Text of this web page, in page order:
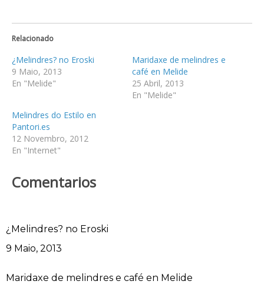
Relacionado
¿Melindres? no Eroski
9 Maio, 2013
En "Melide"
Maridaxe de melindres e
café en Melide
25 Abril, 2013
En "Melide"
Melindres do Estilo en
Pantori.es
12 Novembro, 2012
En "Internet"
Comentarios
¿Melindres? no Eroski
Data
9 Maio, 2013
Maridaxe de melindres e café en Melide